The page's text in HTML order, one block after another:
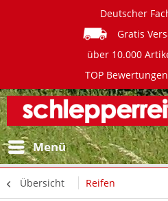
Deutscher
Gratis
über 10.000
TOP Bewertungen
Menü
Übersicht Reifen